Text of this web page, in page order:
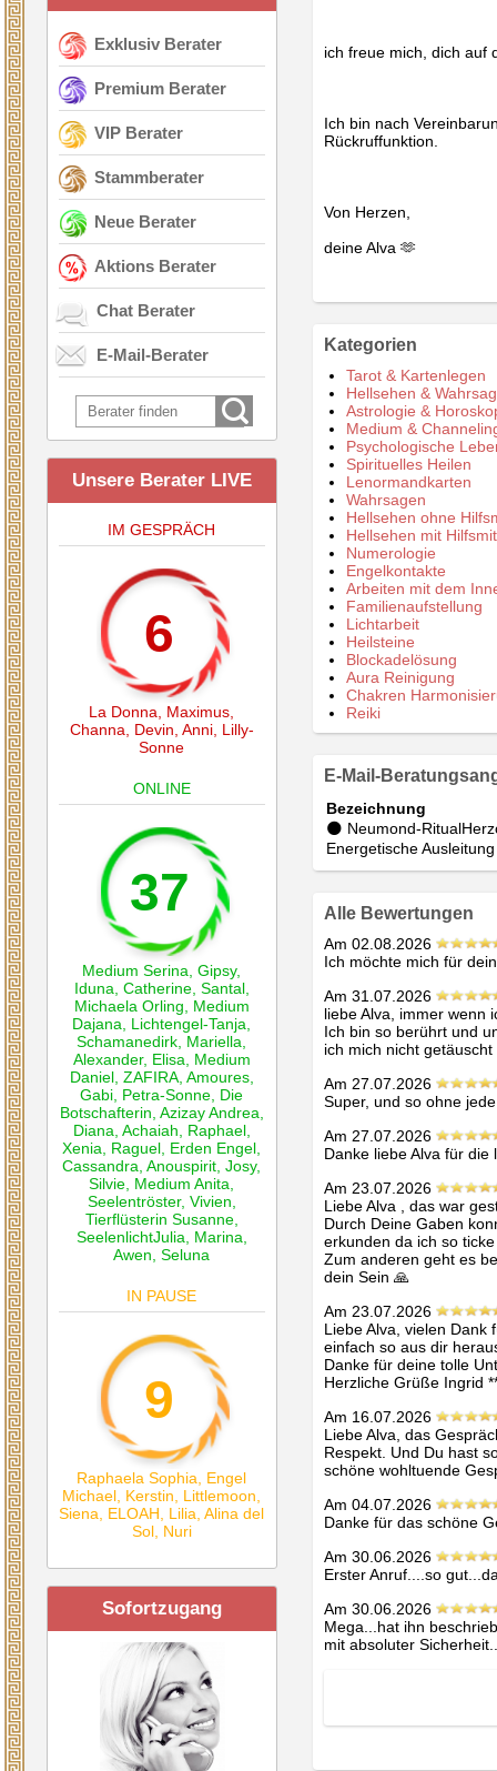
Exklusiv Berater
Premium Berater
VIP Berater
Stammberater
Neue Berater
Aktions Berater
Chat Berater
E-Mail-Berater
Unsere Berater LIVE
IM GESPRÄCH
6
La Donna Maximus
Channa
Devin Anni Lilly-
Sonne
ONLINE
37
Medium Serina ,Gipsy,
Iduna Catherine Santal
Michaela Orling
Medium
Dajana
Lichtengel-Tanja
Schamanedirk Mariella
Alexander, Elisa
Medium
Daniel ZAFIRA Amoures
Gabi Petra-Sonne Die
Botschafterin Azizay Andrea
Diana Achaiah Raphael
Xenia
Raguel Erden Engel
Cassandra ,Anouspirit ,Josy,
Silvie Medium Anita
Seelentröster, Vivien
Tierflüsterin Susanne
SeelenlichtJulia
Marina
Awen ,Seluna
IN PAUSE
9
Raphaela Sophia
Engel
Michael Kerstin Littlemoon
Siena
ELOAH Lilia ,Alina del
Sol Nuri
Sofortzugang
ich freue mich, dich auf
Ich bin nach
Rückruffunktion.
Von Herzen,
deine Alva 🫶
Kategorien
Tarot & Kartenlegen
Hellsehen &
Astrologie &
Medium &
Psychologische
Spirituelles Heilen
Lenormandkarten
Wahrsagen
Hellsehen ohne
Hellsehen mit
Numerologie
Engelkontakte
Arbeiten mit dem
Familienaufstellung
Lichtarbeit
Heilsteine
Blockadelösung
Aura Reinigung
Chakren
Reiki
E-Mail-
Bezeichnung
🌑 Neumond-
Energetische Ausleitung
Alle Bewertungen
Am 02.08.2026
Ich möchte mich für
Am 31.07.2026
liebe Alva, immer wenn
Ich bin so berührt und
ich mich nicht getäuscht
Am 27.07.2026
Super, und so ohne
Am 27.07.2026
Danke liebe Alva für
Am 23.07.2026
Liebe Alva , das war
Durch Deine Gaben
erkunden da ich so
Zum anderen geht es
dein Sein 🙏
Am 23.07.2026
Liebe Alva, vielen Dank
einfach so aus dir
Danke für deine tolle
Herzliche Grüße Ingrid
Am 16.07.2026
Liebe Alva, das
Respekt. Und Du hast
schöne wohltuende
Am 04.07.2026
Danke für das schöne
Am 30.06.2026
Erster Anruf....so
Am 30.06.2026
Mega...hat ihn
mit absoluter